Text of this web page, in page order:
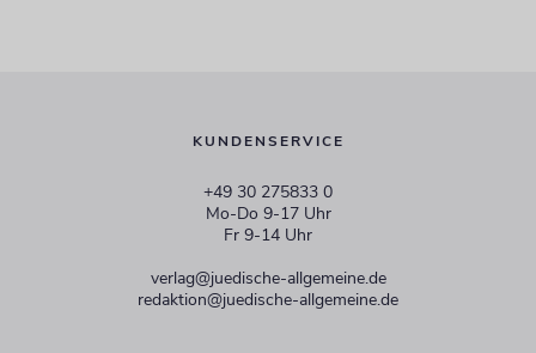
KUNDENSERVICE
+49 30 275833 0
Mo-Do 9-17 Uhr
Fr 9-14 Uhr
verlag@juedische-allgemeine.de
redaktion@juedische-allgemeine.de